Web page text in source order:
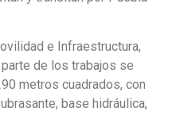
e Infraestructura,
de los trabajos se
metros cuadrados, con
base hidráulica,